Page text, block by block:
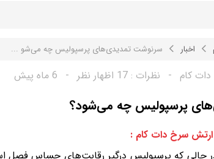
اخبار سرنوشت تمدیدی‌های پرسپولیس چه می‌شو ...
کام - نظرات : 17 اظهار نظر - 6 ماه پیش
پرسپولیس چه می‌شود؟
ارتش سرخ دات کام :